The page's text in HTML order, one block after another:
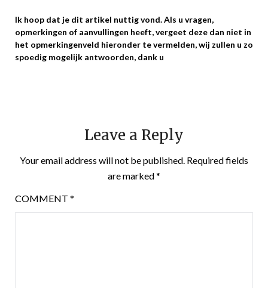
Ik hoop dat je dit artikel nuttig vond. Als u vragen,
opmerkingen of aanvullingen heeft, vergeet deze dan niet in
het opmerkingenveld hieronder te vermelden, wij zullen u zo
spoedig mogelijk antwoorden, dank u
Leave a Reply
Your email address will not be published. Required fields
are marked*
COMMENT *